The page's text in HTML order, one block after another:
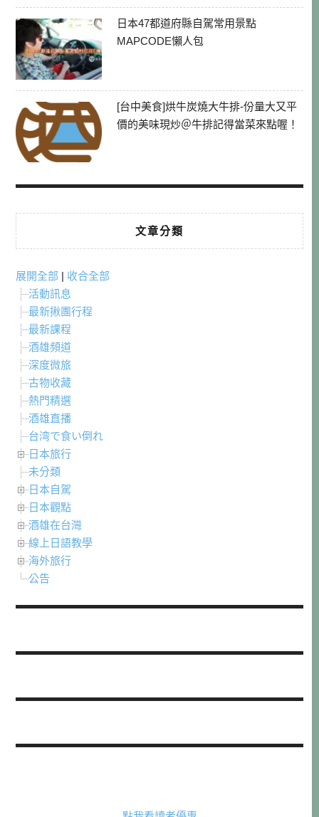
日本47都道府縣自駕常用景點
MAPCODE懶人包
[台中美食]烘牛炭燒大牛排-份量大又平
價的美味現炒＠牛排記得當菜來點喔！
文章分類
展開全部 | 收合全部
活動訊息
最新揪團行程
最新課程
酒雄頻道
深度微旅
古物收藏
熱門精選
酒雄直播
台湾で食い倒れ
日本旅行
未分類
日本自駕
日本觀點
酒雄在台灣
線上日語教學
海外旅行
公告